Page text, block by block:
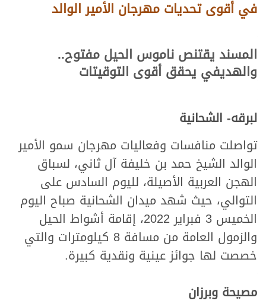
في أقوى تحديات مهرجان الأمير الوالد
المسند يقتنص ناموس الحيل مفتوح..
والهديفي يحقق أقوى التوقيتات
لبرقه- الشحانية
تواصلت منافسات وفعاليات مهرجان سمو الأمير
الوالد الشيخ حمد بن خليفة آل ثاني، لسباق
الهجن العربية الأصيلة، لليوم السادس على
التوالي، حيث شهد ميدان الشحانية صباح اليوم
الخميس 3 فبراير 2022، إقامة أشواط الحيل
والزمول العامة من مسافة 8 كيلومترات والتي
خصصت لها جوائز عينية ونقدية كبيرة.
مصيحة وبرزان